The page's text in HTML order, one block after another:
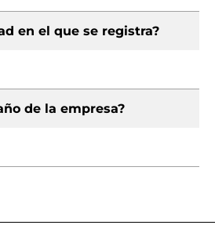
en el que se registra?
de la empresa?